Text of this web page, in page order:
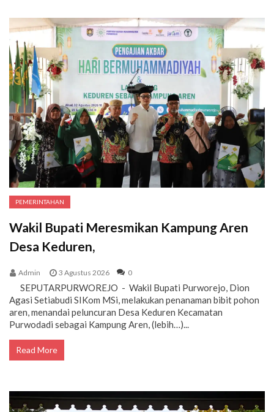
PEMERINTAHAN
Wakil Bupati Meresmikan Kampung Aren
Desa Keduren,
Admin 3 Agustus 2026 0
SEPUTARPURWOREJO - Wakil Bupati Purworejo, Dion
Agasi Setiabudi SIKom MSi, melakukan penanaman bibit pohon
aren, menandai peluncuran Desa Keduren Kecamatan
Purwodadi sebagai Kampung Aren, (lebih…)...
Read More